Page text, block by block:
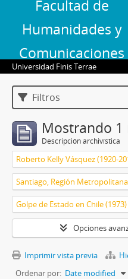
Facultad de
Humanidades y
Comunicaciones
Universidad Finis Terrae
Filtros
Mostrando 1
Descripción archivística
Roberto Kelly Vásquez (1920-
Santiago, Región Metropolitana
Golpe de Estado en Chile (1973)
Opciones
Imprimir vista previa
Ordenar por: Date modified